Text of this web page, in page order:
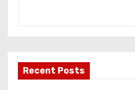
Recent Posts